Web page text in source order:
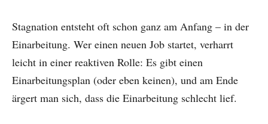
Stagnation entsteht oft schon ganz am Anfang – in der
Einarbeitung. Wer einen neuen Job startet, verharrt
leicht in einer reaktiven Rolle: Es gibt einen
Einarbeitungsplan (oder eben keinen), und am Ende
ärgert man sich, dass die Einarbeitung schlecht lief.